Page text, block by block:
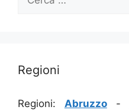
per:
Regioni
Regioni: Abruzzo-